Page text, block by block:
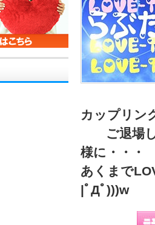
カップリン
ご退場し
様に・・・
あくまで
|ﾟДﾟ)))w